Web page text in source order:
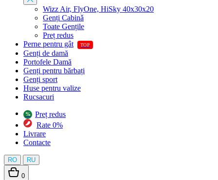
Wizz Air, FlyOne, HiSky 40x30x20
Genți Cabinǎ
Toate Gențile
Preț redus
Perne pentru gât
Genți de damă
Portofele Damă
Genți pentru bărbați
Genți sport
Huse pentru valize
Rucsacuri
Preț redus
Rate 0%
Livrare
Contacte
RO RU
0